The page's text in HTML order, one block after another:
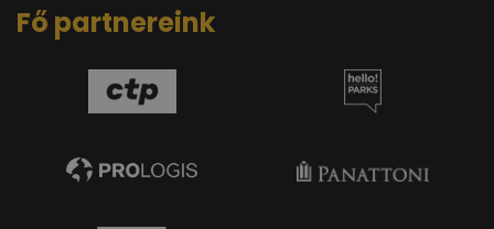
Fő partnereink